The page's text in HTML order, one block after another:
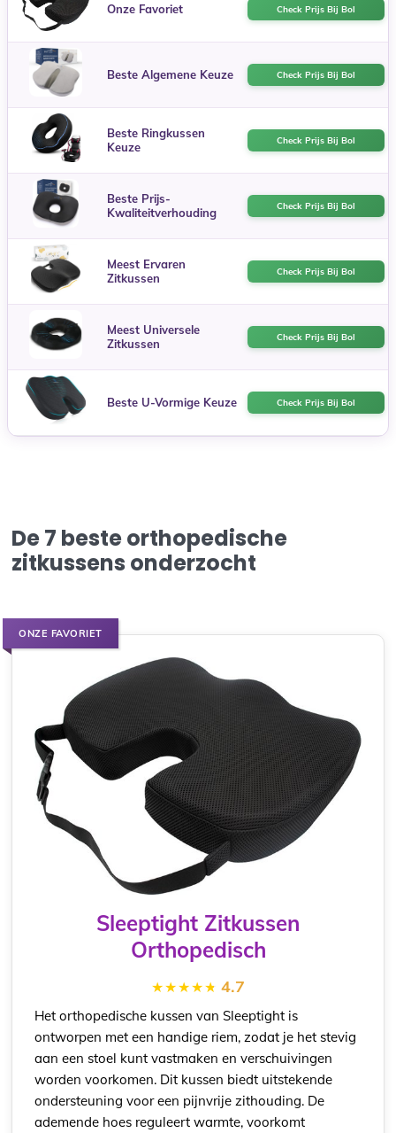
Onze Favoriet Check Prijs Bij Bol
Beste Algemene Keuze Check Prijs Bij Bol
Beste Ringkussen
Keuze
Check Prijs Bij Bol
Beste Prijs-
Kwaliteitverhouding
Check Prijs Bij Bol
Meest Ervaren
Zitkussen
Check Prijs Bij Bol
Meest Universele
Zitkussen
Check Prijs Bij Bol
Beste U-Vormige Keuze Check Prijs Bij Bol
De 7 beste orthopedische
zitkussens onderzocht
ONZE FAVORIET
Sleeptight Zitkussen
Orthopedisch
4.7
Het orthopedische kussen van Sleeptight is
ontworpen met een handige riem, zodat je het stevig
aan een stoel kunt vastmaken en verschuivingen
worden voorkomen. Dit kussen biedt uitstekende
ondersteuning voor een pijnvrije zithouding. De
ademende hoes reguleert warmte, voorkomt